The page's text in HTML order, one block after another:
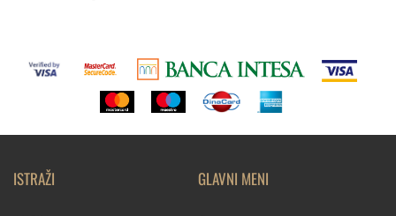
ISTRAŽI GLAVNI MENI